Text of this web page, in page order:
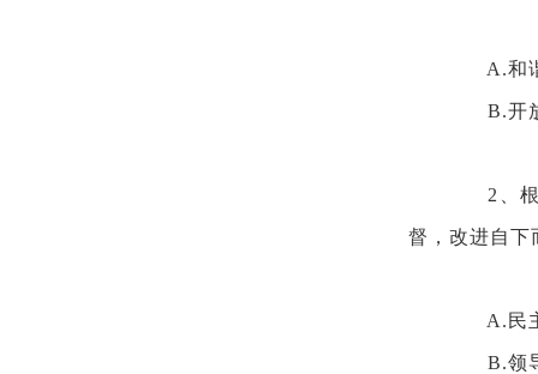
A.和
B.开
2、
督，改进自下
A.民
B.领